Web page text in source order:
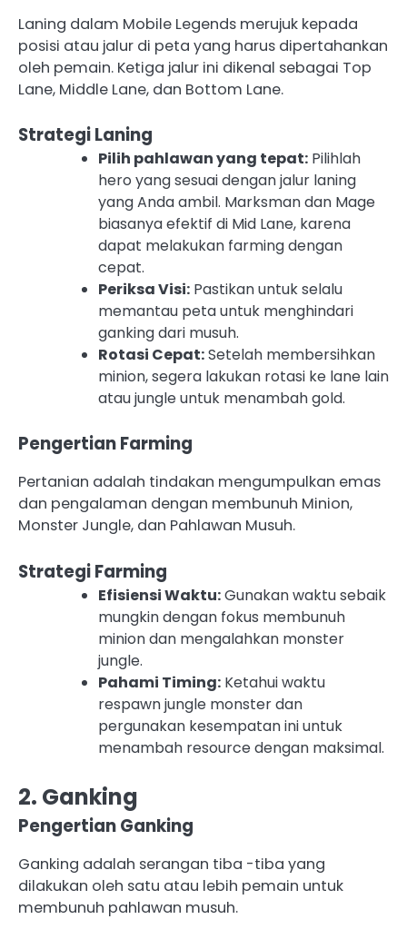
Laning dalam Mobile Legends merujuk kepada
posisi atau jalur di peta yang harus dipertahankan
oleh pemain. Ketiga jalur ini dikenal sebagai Top
Lane, Middle Lane, dan Bottom Lane.
Strategi Laning
Pilih pahlawan yang tepat: Pilihlah
hero yang sesuai dengan jalur laning
yang Anda ambil. Marksman dan Mage
biasanya efektif di Mid Lane, karena
dapat melakukan farming dengan
cepat.
Periksa Visi: Pastikan untuk selalu
memantau peta untuk menghindari
ganking dari musuh.
Rotasi Cepat:Setelah membersihkan
minion, segera lakukan rotasi ke lane lain
atau jungle untuk menambah gold.
Pengertian Farming
Pertanian adalah tindakan mengumpulkan emas
dan pengalaman dengan membunuh Minion,
Monster Jungle, dan Pahlawan Musuh.
Strategi Farming
Efisiensi Waktu:Gunakan waktu sebaik
mungkin dengan fokus membunuh
minion dan mengalahkan monster
jungle.
Pahami Timing: Ketahui waktu
respawn jungle monster dan
pergunakan kesempatan ini untuk
menambah resource dengan maksimal.
2. Ganking
Pengertian Ganking
Ganking adalah serangan tiba -tiba yang
dilakukan oleh satu atau lebih pemain untuk
membunuh pahlawan musuh.